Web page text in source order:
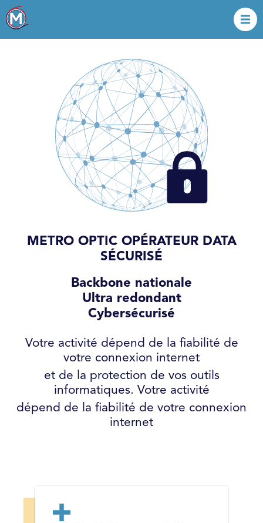
METRO OPTIC OPÉRATEUR DATA
SÉCURISÉ
Backbone nationale
Ultra redondant
Cybersécurisé
Votre activité dépend de la fiabilité de
votre connexion internet
et de la protection de vos outils
informatiques. Votre activité
dépend de la fiabilité de votre connexion
internet